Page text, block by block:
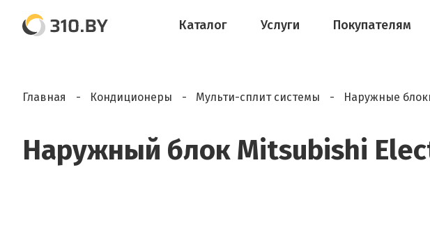
Каталог Услуги Покупателям
Главная Кондиционеры Мульти-сплит системы Наружные
Наружный блок Mitsubishi